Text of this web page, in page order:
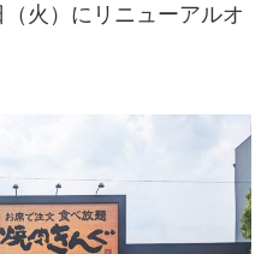
火）にリニューアルオ